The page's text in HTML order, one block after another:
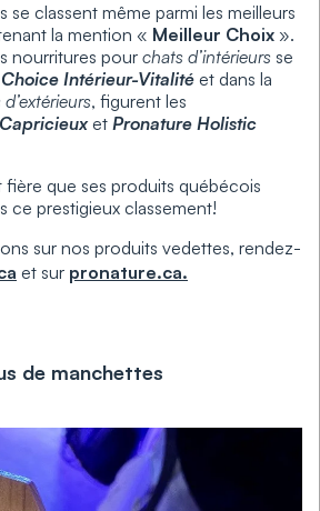
se classent même parmi les meilleurs
la mention « Meilleur Choix ».
nourritures pourchats d’intérieurs se
Choice Intérieur-Vitalité et dans la
, figurent les
et Pronature Holistic
fière que ses produits québécois
ce prestigieux classement!
sur nos produits vedettes, rendez-
et sur pronature.ca.
de manchettes